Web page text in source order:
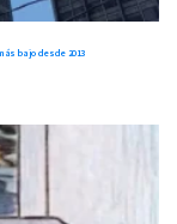
bajo desde 2013